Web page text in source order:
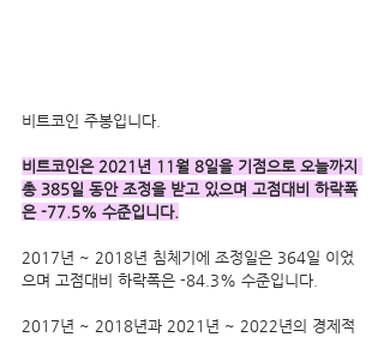
비트코인 주봉입니다.
비트코인은 2021년 11월 8일을 기점으로 오늘까지
총 385일 동안 조정을 받고 있으며 고점대비 하락폭
은 -77.5% 수준입니다.
2017년 ~ 2018년 침체기에 조정일은 364일 이었
으며 고점대비 하락폭은 -84.3% 수준입니다.
2017년 ~ 2018년과 2021년 ~ 2022년의 경제적